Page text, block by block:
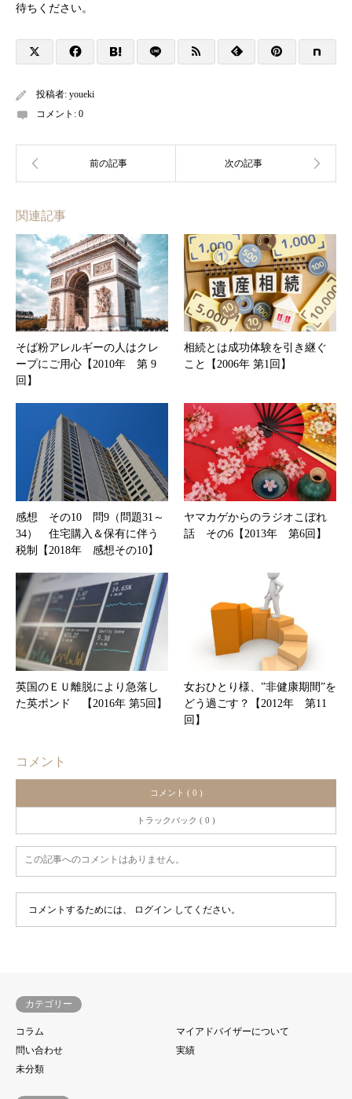
待ちください。
投稿者: youeki
コメント: 0
関連記事
そば粉アレルギーの人はクレ
ープにご用心【2010年 第 9
回】
相続とは成功体験を引き継ぐ
こと【2006年 第1回】
感想 その10 問9（問題31～
34） 住宅購入＆保有に伴う
税制【2018年 感想その10】
ヤマカゲからのラジオこぼれ
話 その6【2013年 第6回】
英国のＥＵ離脱により急落し
た英ポンド 【2016年 第5回】
女おひとり様、”非健康期間”を
どう過ごす？【2012年 第11
回】
コメント
コメント ( 0 )
トラックバック ( 0 )
この記事へのコメントはありません。
コメントするためには、 ログイン してください。
カテゴリー
コラム
マイアドバイザーについて
問い合わせ
実績
未分類